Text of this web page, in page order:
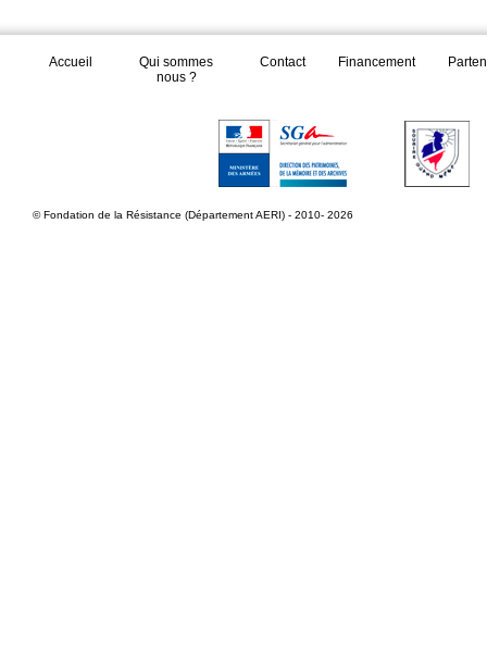
Accueil
Qui sommes
nous ?
Contact Financement
© Fondation de la Résistance (Département AERI) - 2010- 2026